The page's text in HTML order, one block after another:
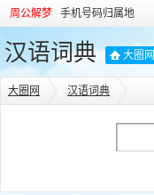
周公解梦 手机号码归属地
汉语词典 大圈网
大圈网 汉语词典